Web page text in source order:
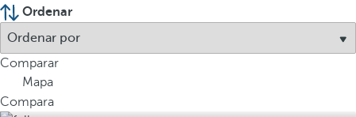
Ordenar
Comparar
Mapa
Compara